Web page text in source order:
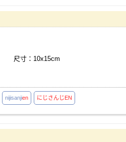
尺寸：10x15cm
nijisanjien にじさんじEN